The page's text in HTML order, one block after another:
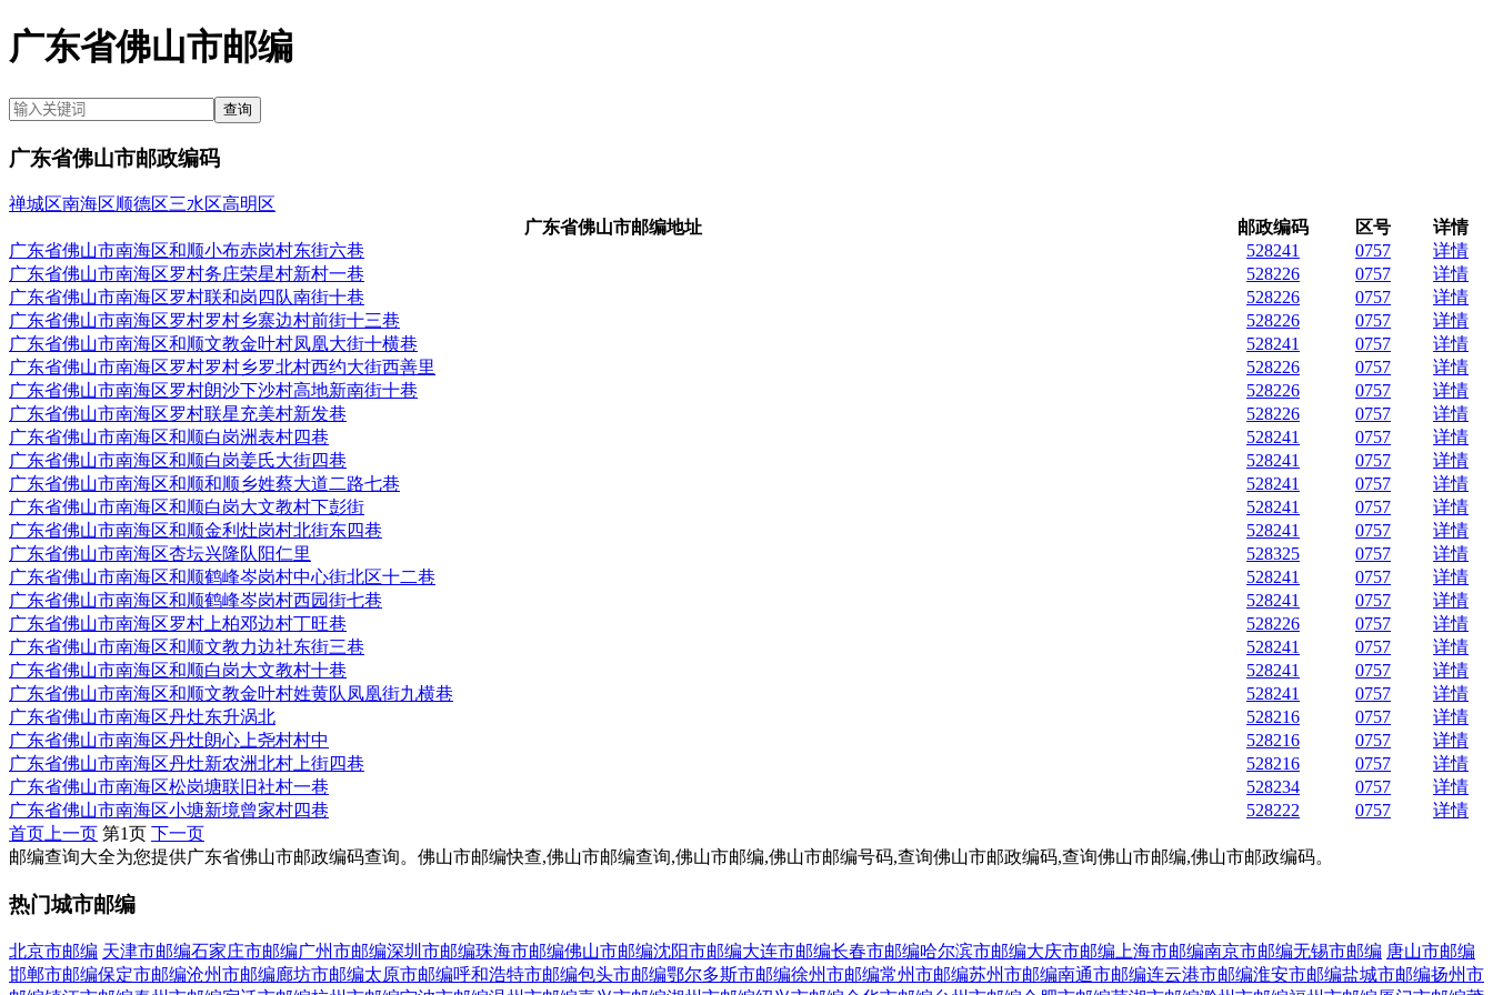
广东省佛山市邮编
查询
广东省佛山市邮政编码
禅城区南海区顺德区三水区高明区
广东省佛山市邮编地址
邮政编码 区号
详情
广东省佛山市南海区和顺小布赤岗村东街六巷
528241 0757
详情
广东省佛山市南海区罗村务庄荣星村新村一巷
528226 0757
详情
广东省佛山市南海区罗村联和岗四队南街十巷
528226 0757
详情
广东省佛山市南海区罗村罗村乡寨边村前街十三巷
528226 0757
详情
广东省佛山市南海区和顺文教金叶村凤凰大街十横巷
528241 0757
详情
广东省佛山市南海区罗村罗村乡罗北村西约大街西善里
528226 0757
详情
广东省佛山市南海区罗村朗沙下沙村高地新南街十巷
528226 0757
详情
广东省佛山市南海区罗村联星充美村新发巷
528226 0757
详情
广东省佛山市南海区和顺白岗洲表村四巷
528241 0757
详情
广东省佛山市南海区和顺白岗姜氏大街四巷
528241 0757
详情
广东省佛山市南海区和顺和顺乡姓蔡大道二路七巷
528241 0757
详情
广东省佛山市南海区和顺白岗大文教村下彭街
528241 0757
详情
广东省佛山市南海区和顺金利灶岗村北街东四巷
528241 0757
详情
广东省佛山市南海区杏坛兴隆队阳仁里
528325 0757
详情
广东省佛山市南海区和顺鹤峰岑岗村中心街北区十二巷
528241 0757
详情
广东省佛山市南海区和顺鹤峰岑岗村西园街七巷
528241 0757
详情
广东省佛山市南海区罗村上柏邓边村丁旺巷
528226 0757
详情
广东省佛山市南海区和顺文教力边社东街三巷
528241 0757
详情
广东省佛山市南海区和顺白岗大文教村十巷
528241 0757
详情
广东省佛山市南海区和顺文教金叶村姓黄队凤凰街九横巷
528241 0757
详情
广东省佛山市南海区丹灶东升涡北
528216 0757
详情
广东省佛山市南海区丹灶朗心上尧村村中
528216 0757
详情
广东省佛山市南海区丹灶新农洲北村上街四巷
528216 0757
详情
广东省佛山市南海区松岗塘联旧社村一巷
528234 0757
详情
广东省佛山市南海区小塘新境曾家村四巷
528222 0757
详情
首页 上一页 第1页 下一页
邮编查询大全为您提供广东省佛山市邮政编码查询。佛山市邮编快查,佛山市邮编查询,佛山市邮编,佛山市邮编号码,查询佛山市邮政编码,查询佛山市邮编,佛山市邮政编码。
热门城市邮编
北京市邮编 天津市邮编石家庄市邮编广州市邮编深圳市邮编珠海市邮编佛山市邮编沈阳市邮编大连市邮编长春市邮编哈尔滨市邮编大庆市邮编 上海市邮编南京市邮编无锡市邮编 唐山市邮编
邯郸市邮编保定市邮编沧州市邮编廊坊市邮编太原市邮编呼和浩特市邮编包头市邮编鄂尔多斯市邮编徐州市邮编常州市邮编苏州市邮编南通市邮编连云港市邮编淮安市邮编盐城市邮编扬州市